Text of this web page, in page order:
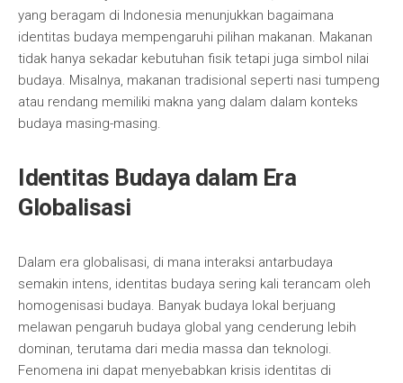
yang beragam di Indonesia menunjukkan bagaimana
identitas budaya mempengaruhi pilihan makanan. Makanan
tidak hanya sekadar kebutuhan fisik tetapi juga simbol nilai
budaya. Misalnya, makanan tradisional seperti nasi tumpeng
atau rendang memiliki makna yang dalam dalam konteks
budaya masing-masing.
Identitas Budaya dalam Era
Globalisasi
Dalam era globalisasi, di mana interaksi antarbudaya
semakin intens, identitas budaya sering kali terancam oleh
homogenisasi budaya. Banyak budaya lokal berjuang
melawan pengaruh budaya global yang cenderung lebih
dominan, terutama dari media massa dan teknologi.
Fenomena ini dapat menyebabkan krisis identitas di